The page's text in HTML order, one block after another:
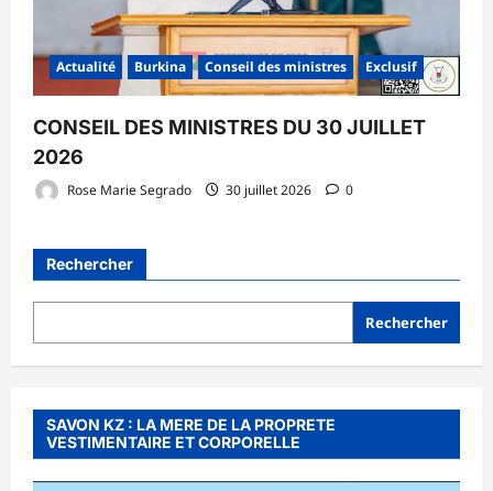
Actualité Burkina Conseil des ministres Exclusif
CONSEIL DES MINISTRES DU 30 JUILLET
2026
Rose Marie Segrado 30 juillet 2026 0
Rechercher
Rechercher
SAVON KZ : LA MERE DE LA PROPRETE
VESTIMENTAIRE ET CORPORELLE